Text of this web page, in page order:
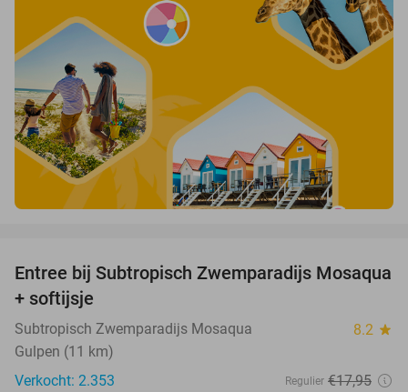
25%
Entree bij Subtropisch Zwemparadijs Mosaqua
+ softijsje
Subtropisch Zwemparadijs Mosaqua 8.2 star
Gulpen (11 km)
Verkocht: 2.353
Regulier €17,95